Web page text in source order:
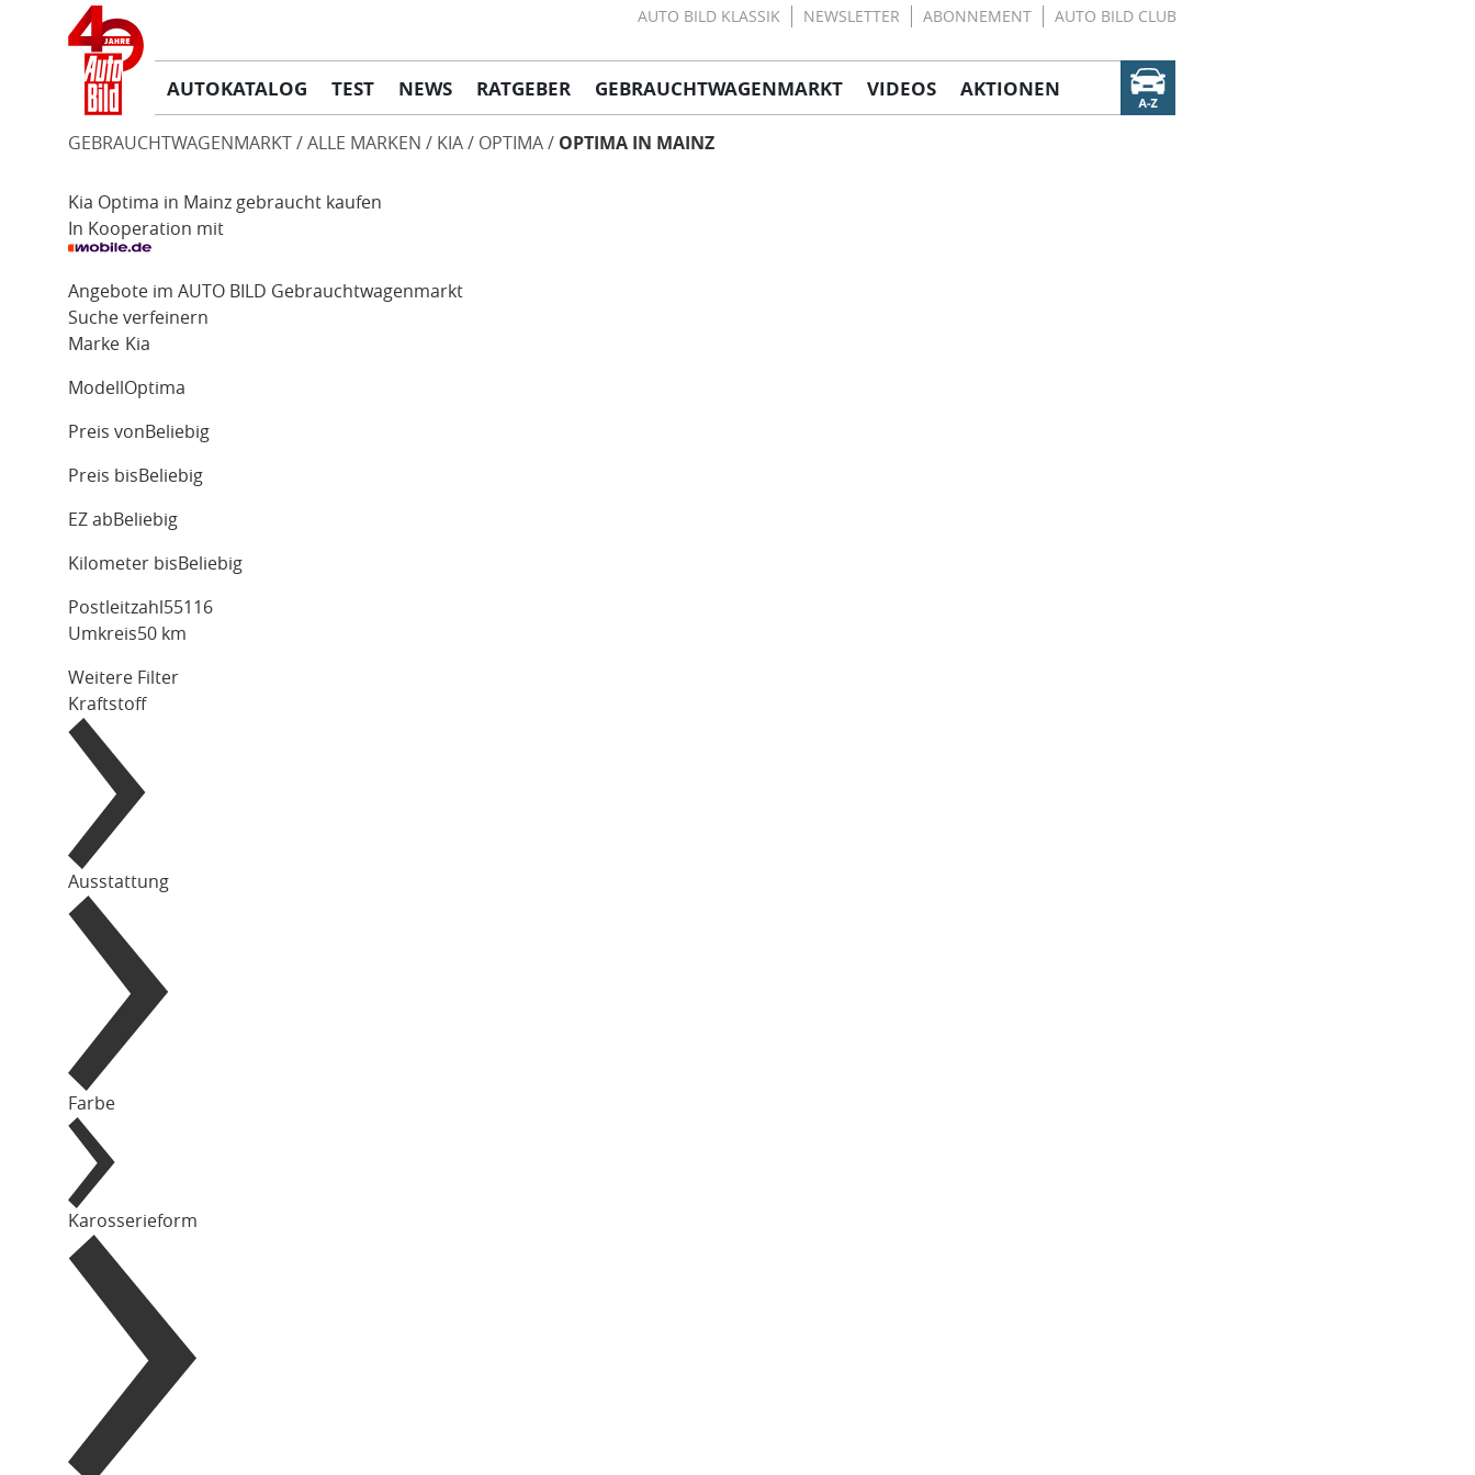
AUTO BILD KLASSIK NEWSLETTER ABONNEMENT AUTO BILD CLUB
AUTOKATALOG TEST NEWS RATGEBER GEBRAUCHTWAGENMARKT VIDEOS AKTIONEN
GEBRAUCHTWAGENMARKT ALLE MARKEN KIA OPTIMA OPTIMA IN MAINZ
Kia Optima in Mainz gebraucht kaufen
In Kooperation mit
Angebote im AUTO BILD Gebrauchtwagenmarkt
Suche verfeinern
Marke Kia
Modell Optima
Preis von Beliebig
Preis bis Beliebig
EZ ab Beliebig
Kilometer bis Beliebig
Postleitzahl
Umkreis50 km
Weitere Filter
Kraftstoff
Ausstattung
Farbe
Karosserieform